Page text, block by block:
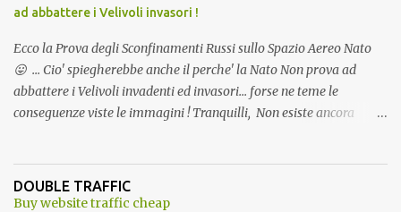
ad abbattere i Velivoli invasori !
Ecco la Prova degli Sconfinamenti Russi sullo Spazio Aereo Nato
😛 ... Cio' spiegherebbe anche il perche' la Nato Non prova ad
abbattere i Velivoli invadenti ed invasori... forse ne teme le
conseguenze viste le immagini ! Tranquilli, Non esiste ancora
ancora una fantasia Nato o forse una "False Flag", per provocare
una guerra mondiale che difficilmente da menti sane, potrebbe
DOUBLE TRAFFIC
Buy website traffic cheap